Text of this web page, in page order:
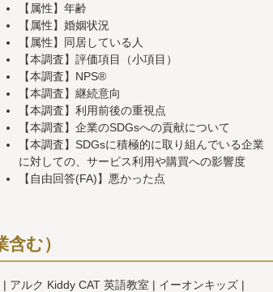
【属性】年齢
【属性】婚姻状況
【属性】同居している人
【本調査】評価項目（小項目）
【本調査】NPS®
【本調査】継続意向
【本調査】利用前後の重視点
【本調査】企業のSDGsへの貢献について
【本調査】SDGsに積極的に取り組んでいる企業
に対しての、サービス利用や購買への影響度
【自由回答(FA)】悪かった点
む）
アルク Kiddy CAT 英語教室
イーオンキッズ